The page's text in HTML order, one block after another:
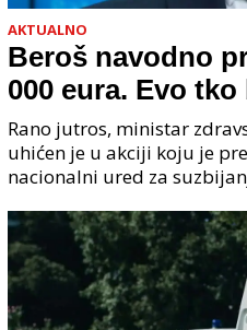
AKTUALNO
Beroš navodno
000 eura. Evo
na čelu
Rano jutros, ministar
uhićen je u akciji koju je
nacionalni ured za
priopćenju USKOK